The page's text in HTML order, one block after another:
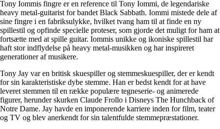
Tony Iommis fingre er en reference til Tony Iommi, de legendariske
heavy metal-guitarist for bandet Black Sabbath. Iommi mistede dele af
sine fingre i en fabriksulykke, hvilket tvang ham til at finde en ny
spillestil og opfinde specielle proteser, som gjorde det muligt for ham at
fortsætte med at spille guitar. Iommis unikke og ikoniske spillestil har
haft stor indflydelse på heavy metal-musikken og har inspireret
generationer af musikere.
Tony Jay var en britisk skuespiller og stemmeskuespiller, der er kendt
for sin karakteristiske dybe stemme. Han er bedst kendt for at have
leveret stemmen til en række populære tegneserie- og animerede
figurer, herunder skurken Claude Frollo i Disneys The Hunchback of
Notre Dame. Jay havde en imponerende karriere inden for film, teater
og TV og blev anerkendt for sin talentfulde stemmepræstationer.